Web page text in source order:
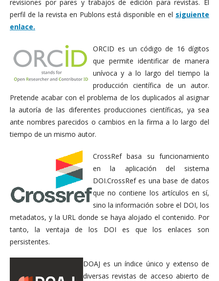
revisiones por pares y trabajos de edición para revistas. El
perfil de la revista en Publons está disponible en el siguiente
enlace.
ORCID es un código de 16 dígitos
que permite identificar de manera
unívoca y a lo largo del tiempo la
producción científica de un autor.
Pretende acabar con el problema de los duplicados al asignar
la autoría de las diferentes producciones científicas, ya sea
ante nombres parecidos o cambios en la firma a lo largo del
tiempo de un mismo autor.
CrossRef basa su funcionamiento
en la aplicación del sistema
DOI.CrossRef es una base de datos
que no contiene los artículos en sí,
sino la información sobre el DOI, los
metadatos, y la URL donde se haya alojado el contenido. Por
tanto, la ventaja de los DOI es que los enlaces son
persistentes.
DOAJ es un índice único y extenso de
diversas revistas de acceso abierto de